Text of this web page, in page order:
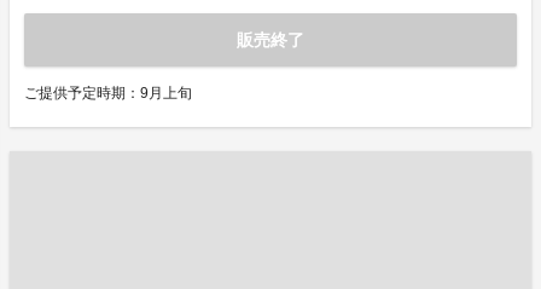
販売終了
ご提供予定時期：9月上旬